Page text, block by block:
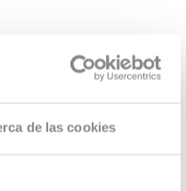
de las cookies